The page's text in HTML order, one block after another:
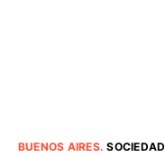
BUENOS AIRES.SOCIEDAD